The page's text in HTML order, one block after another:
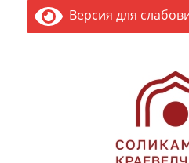
Версия для